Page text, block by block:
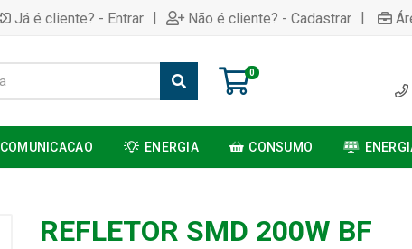
Já é cliente? - Entrar | Não é cliente? - Cadastrar |
0
COMUNICACAO ENERGIA CONSUMO
REFLETOR SMD 200W BF